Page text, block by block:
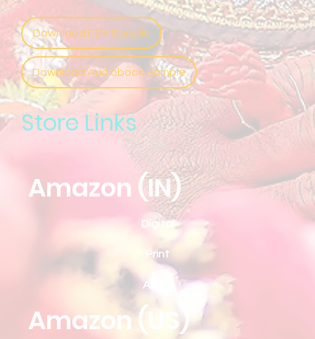
Store Links
Download PDF Sample
Download Audiobook Sample
Amazon (IN)
Digital
Print
Audio
Amazon (US)